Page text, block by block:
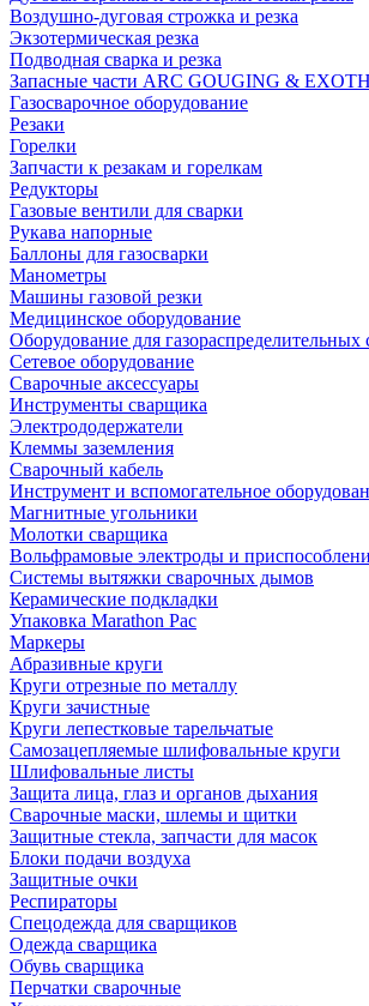
Воздушно-дуговая строжка и резка
Экзотермическая резка
Подводная сварка и резка
Запасные части ARC GOUGING &
Газосварочное оборудование
Резаки
Горелки
Запчасти к резакам и горелкам
Редукторы
Газовые вентили для сварки
Рукава напорные
Баллоны для газосварки
Манометры
Машины газовой резки
Медицинское оборудование
Оборудование для газораспределительных
Сетевое оборудование
Сварочные аксессуары
Инструменты сварщика
Электрододержатели
Клеммы заземления
Сварочный кабель
Инструмент и вспомогательное
Магнитные угольники
Молотки сварщика
Вольфрамовые электроды и
Системы вытяжки сварочных дымов
Керамические подкладки
Упаковка Marathon Pac
Маркеры
Абразивные круги
Круги отрезные по металлу
Круги зачистные
Круги лепестковые тарельчатые
Самозацепляемые шлифовальные круги
Шлифовальные листы
Защита лица, глаз и органов дыхания
Сварочные маски, шлемы и щитки
Защитные стекла, запчасти для масок
Блоки подачи воздуха
Защитные очки
Респираторы
Спецодежда для сварщиков
Одежда сварщика
Обувь сварщика
Перчатки сварочные